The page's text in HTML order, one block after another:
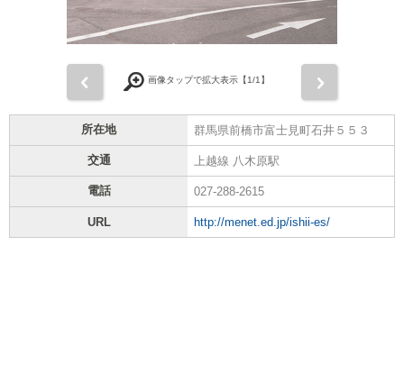
画像タップで拡大表示【1/1】
所在地 群馬県前橋市富士見町石井５５３
交通 上越線 八木原駅
電話 027-288-2615
URL http://menet.ed.jp/ishii-es/